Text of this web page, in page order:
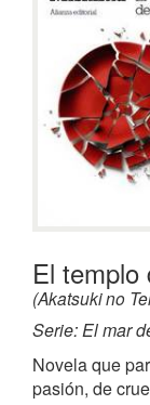
El templo
(Akatsuki no
Serie: El mar
Novela que
pasión, de